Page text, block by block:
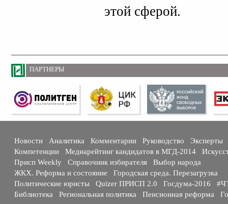
этой сферой.
ПАРТНЕРЫ
Новости Аналитика Комментарии Руководство
Эксперты
Компетенции
Медиарейтинг кандидатов в МГД-2014
Присп Weekly
Справочник избирателя
Выбор народа
ЖКХ. Реформа и состояние
Городская среда. Перезагрузка
Политические юристы
Quizer ПРИСП 2.0 Госдума-2016
Библиотека
Региональная политика Пенсионная реформа